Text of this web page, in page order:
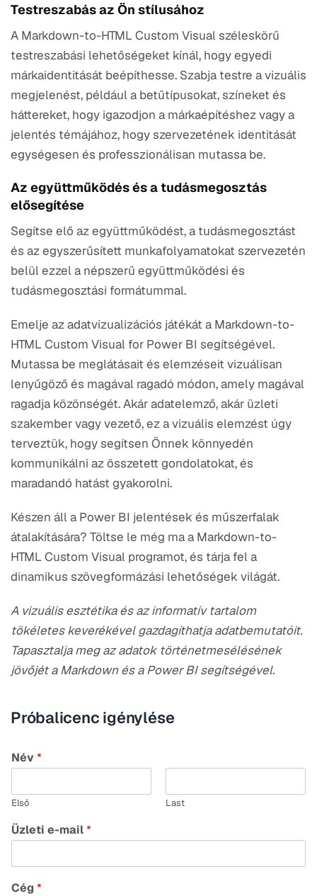
Testreszabás az Ön stílusához
A Markdown-to-HTML Custom Visual széleskörű
testreszabási lehetőségeket kínál, hogy egyedi
márkaidentitását beépíthesse. Szabja testre a vizuális
megjelenést, például a betűtípusokat, színeket és
háttereket, hogy igazodjon a márkaépítéshez vagy a
jelentés témájához, hogy szervezetének identitását
egységesen és professzionálisan mutassa be.
Az együttműködés és a tudásmegosztás
elősegítése
Segítse elő az együttműködést, a tudásmegosztást
és az egyszerűsített munkafolyamatokat szervezetén
belül ezzel a népszerű együttműködési és
tudásmegosztási formátummal.
Emelje az adatvizualizációs játékát a Markdown-to-
HTML Custom Visual for Power BI segítségével.
Mutassa be meglátásait és elemzéseit vizuálisan
lenyűgöző és magával ragadó módon, amely magával
ragadja közönségét. Akár adatelemző, akár üzleti
szakember vagy vezető, ez a vizuális elemzést úgy
terveztük, hogy segítsen Önnek könnyedén
kommunikálni az összetett gondolatokat, és
maradandó hatást gyakorolni.
Készen áll a Power BI jelentések és műszerfalak
átalakítására? Töltse le még ma a Markdown-to-
HTML Custom Visual programot, és tárja fel a
dinamikus szövegformázási lehetőségek világát.
A vizuális esztétika és az informatív tartalom
tökéletes keverékével gazdagíthatja adatbemutatóit.
Tapasztalja meg az adatok történetmesélésének
jövőjét a Markdown és a Power BI segítségével.
Próbalicenc igénylése
Név*
Első Last
Üzleti e-mail*
Cég *